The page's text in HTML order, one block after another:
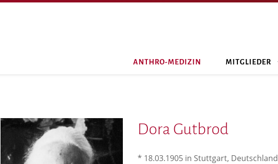
ANTHRO-MEDIZIN MITGLIEDER
Dora Gutbrod
* 18.03.1905 in Stuttgart, Deutschland